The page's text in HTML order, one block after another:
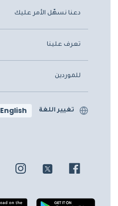
دعنا نسهّل الأمر عليك
تعرف علينا
للموردين
تغيير اللغة English